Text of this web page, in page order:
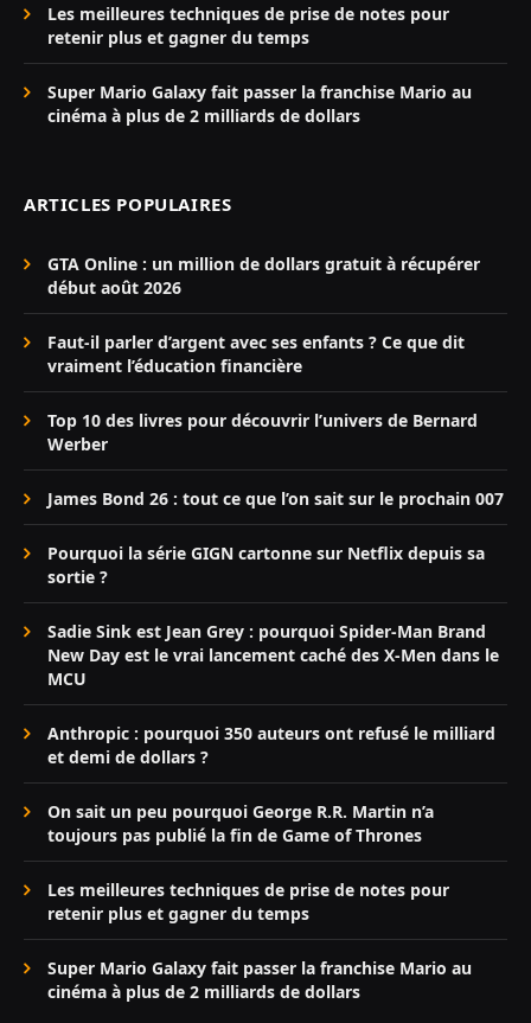
Les meilleures techniques de prise de notes pour
retenir plus et gagner du temps
Super Mario Galaxy fait passer la franchise Mario au
cinéma à plus de 2 milliards de dollars
ARTICLES POPULAIRES
GTA Online : un million de dollars gratuit à récupérer
début août 2026
Faut-il parler d’argent avec ses enfants ? Ce que dit
vraiment l’éducation financière
Top 10 des livres pour découvrir l’univers de Bernard
Werber
James Bond 26 : tout ce que l’on sait sur le prochain 007
Pourquoi la série GIGN cartonne sur Netflix depuis sa
sortie ?
Sadie Sink est Jean Grey : pourquoi Spider-Man Brand
New Day est le vrai lancement caché des X-Men dans le
MCU
Anthropic : pourquoi 350 auteurs ont refusé le milliard
et demi de dollars ?
On sait un peu pourquoi George R.R. Martin n’a
toujours pas publié la fin de Game of Thrones
Les meilleures techniques de prise de notes pour
retenir plus et gagner du temps
Super Mario Galaxy fait passer la franchise Mario au
cinéma à plus de 2 milliards de dollars